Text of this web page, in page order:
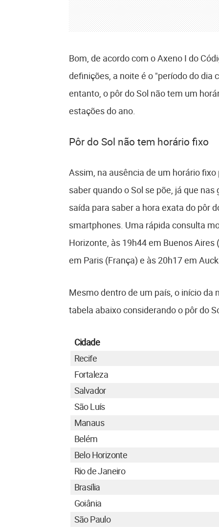
Bom, de acordo com o Axeno I do
definições, a noite é o "período do dia
entanto, o pôr do Sol não tem um
estações do ano.
Pôr do Sol não tem horário fixo
Assim, na ausência de um horário
saber quando o Sol se põe, já que
saída para saber a hora exata do pôr
smartphones. Uma rápida consulta
Horizonte, às 19h44 em Buenos
em Paris (França) e às 20h17 em
Mesmo dentro de um país, o início
tabela abaixo considerando o pôr do
Cidade
Recife
Fortaleza
Salvador
São Luís
Manaus
Belém
Belo Horizonte
Rio de Janeiro
Brasília
Goiânia
São Paulo